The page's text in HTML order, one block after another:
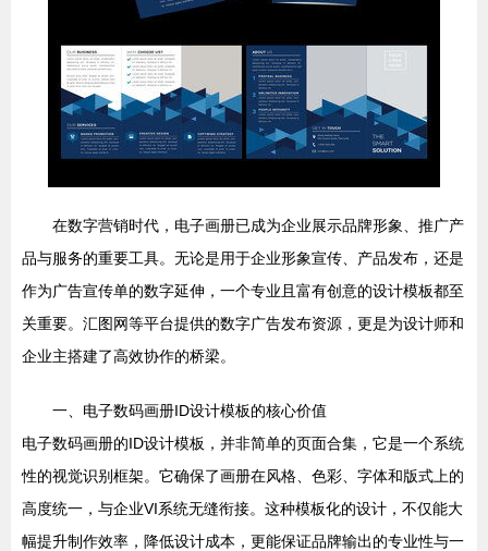
在数字营销时代，电子画册已成为企业展示品牌形象、推广产
品与服务的重要工具。无论是用于企业形象宣传、产品发布，还是
作为广告宣传单的数字延伸，一个专业且富有创意的设计模板都至
关重要。汇图网等平台提供的数字广告发布资源，更是为设计师和
企业主搭建了高效协作的桥梁。
一、电子数码画册ID设计模板的核心价值
电子数码画册的ID设计模板，并非简单的页面合集，它是一个系统
性的视觉识别框架。它确保了画册在风格、色彩、字体和版式上的
高度统一，与企业VI系统无缝衔接。这种模板化的设计，不仅能大
幅提升制作效率，降低设计成本，更能保证品牌输出的专业性与一